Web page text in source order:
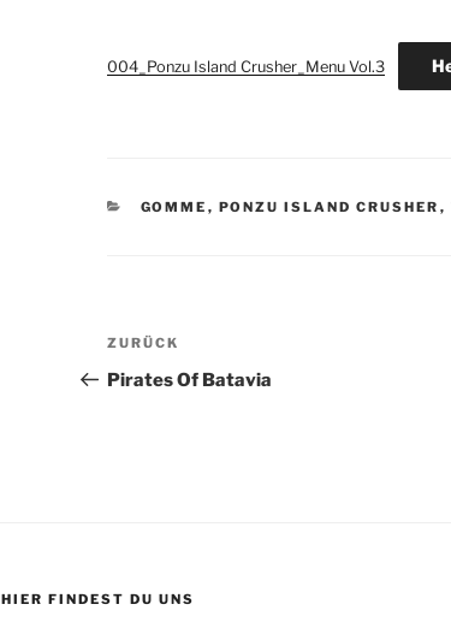
004_Ponzu Island Crusher_Menu Vol.3
KATEGORIEN
GOMME , PONZU ISLAND CRUSHER ,
Beitragsnavigation
Vorheriger
Beitrag
ZURÜCK
Pirates Of Batavia
HIER FINDEST DU UNS